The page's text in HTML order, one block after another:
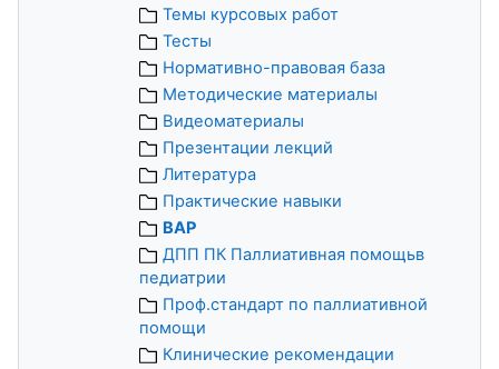
Темы курсовых работ
Тесты
Нормативно-правовая база
Методические материалы
Видеоматериалы
Презентации лекций
Литература
Практические навыки
ВАР
ДПП ПК Паллиативная помощьв
педиатрии
Проф.стандарт по паллиативной
помощи
Клинические рекомендации